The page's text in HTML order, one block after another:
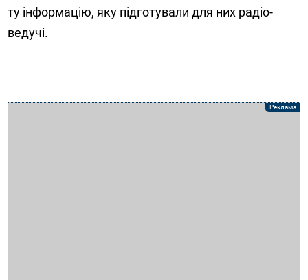
ту інформацію, яку підготували для них радіо-
ведучі.